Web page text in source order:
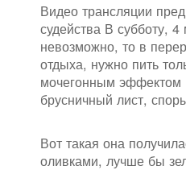
Видео трансляции
судейства В субботу,
невозможно, то в
отдыха, нужно пить
мочегонным эффектом
брусничный лист,
Вот такая она
оливками, лучше бы